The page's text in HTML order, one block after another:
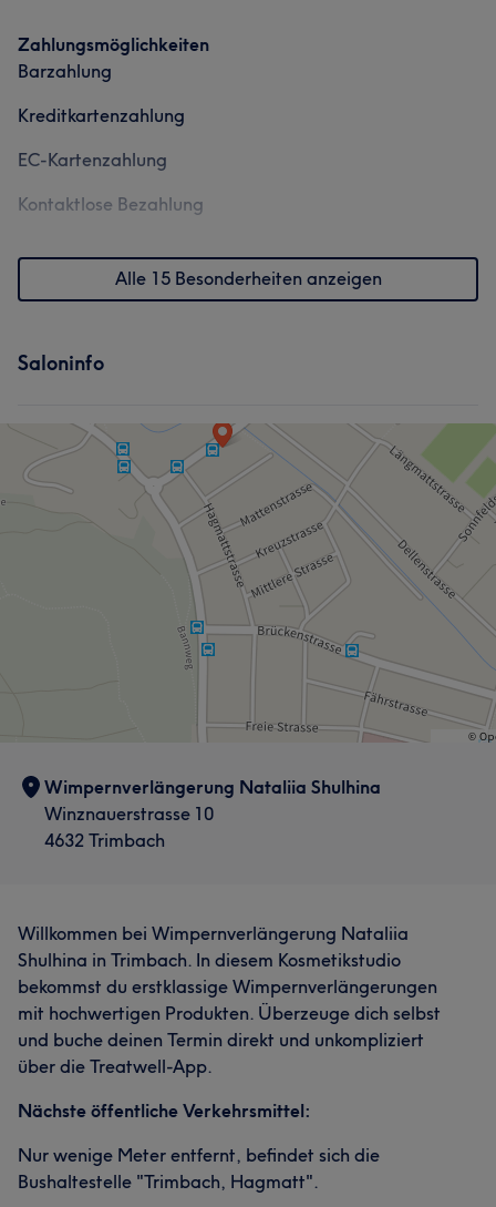
Zahlungsmöglichkeiten
Barzahlung
Kreditkartenzahlung
EC-Kartenzahlung
Kontaktlose Bezahlung
Alle 15 Besonderheiten anzeigen
Saloninfo
Wimpernverlängerung Nataliia Shulhina
Winznauerstrasse 10
4632 Trimbach
Willkommen bei Wimpernverlängerung Nataliia
Shulhina in Trimbach. In diesem Kosmetikstudio
bekommst du erstklassige Wimpernverlängerungen
mit hochwertigen Produkten. Überzeuge dich selbst
und buche deinen Termin direkt und unkompliziert
über die Treatwell-App.
Nächste öffentliche Verkehrsmittel:
Nur wenige Meter entfernt, befindet sich die
Bushaltestelle "Trimbach, Hagmatt".